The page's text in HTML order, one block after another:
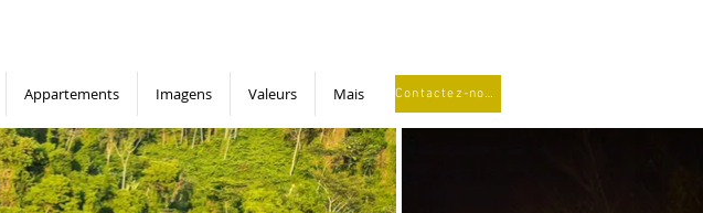
Appartements Imagens Valeurs Mais Contactez-nous